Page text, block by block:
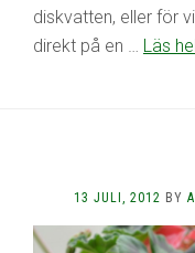
diskvatten, eller för
direkt på en … Läs
13 JULI, 2012 BY